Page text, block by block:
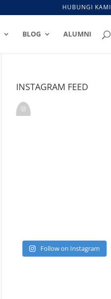
HUBUNGI KAMI
BLOG ALUMNI
INSTAGRAM FEED
kalamkudusindonesia
Follow on Instagram